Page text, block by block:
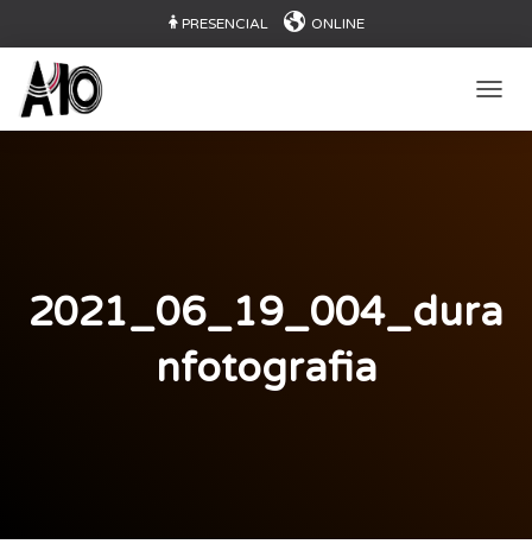
PRESENCIAL ONLINE
2021_06_19_004_dura
nfotografia